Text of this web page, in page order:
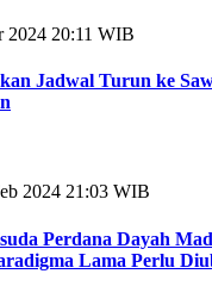
2024 20:11 WIB
Jadwal Turun ke
2024 21:03 WIB
Perdana Dayah
Lama Perlu